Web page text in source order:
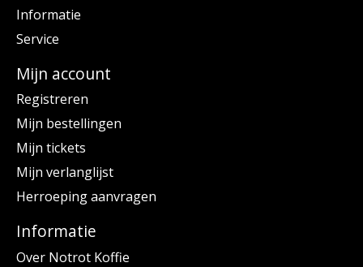
Informatie
Service
Mijn account
Registreren
Mijn bestellingen
Mijn tickets
Mijn verlanglijst
Herroeping aanvragen
Informatie
Over Notrot Koffie